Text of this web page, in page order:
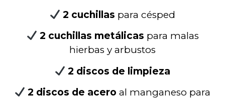
2 cuchillas para césped
2 cuchillas metálicas para malas
hierbas y arbustos
2 discos de limpieza
2 discos de acero al manganeso para